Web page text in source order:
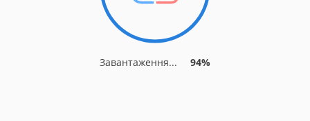
Завантаження... 94%